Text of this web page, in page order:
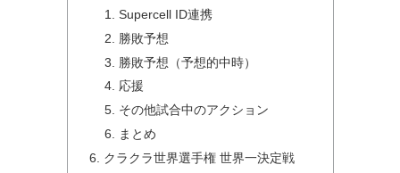
Supercell ID連携
勝敗予想
勝敗予想（予想的中時）
応援
その他試合中のアクション
まとめ
クラクラ世界選手権 世界一決定戦